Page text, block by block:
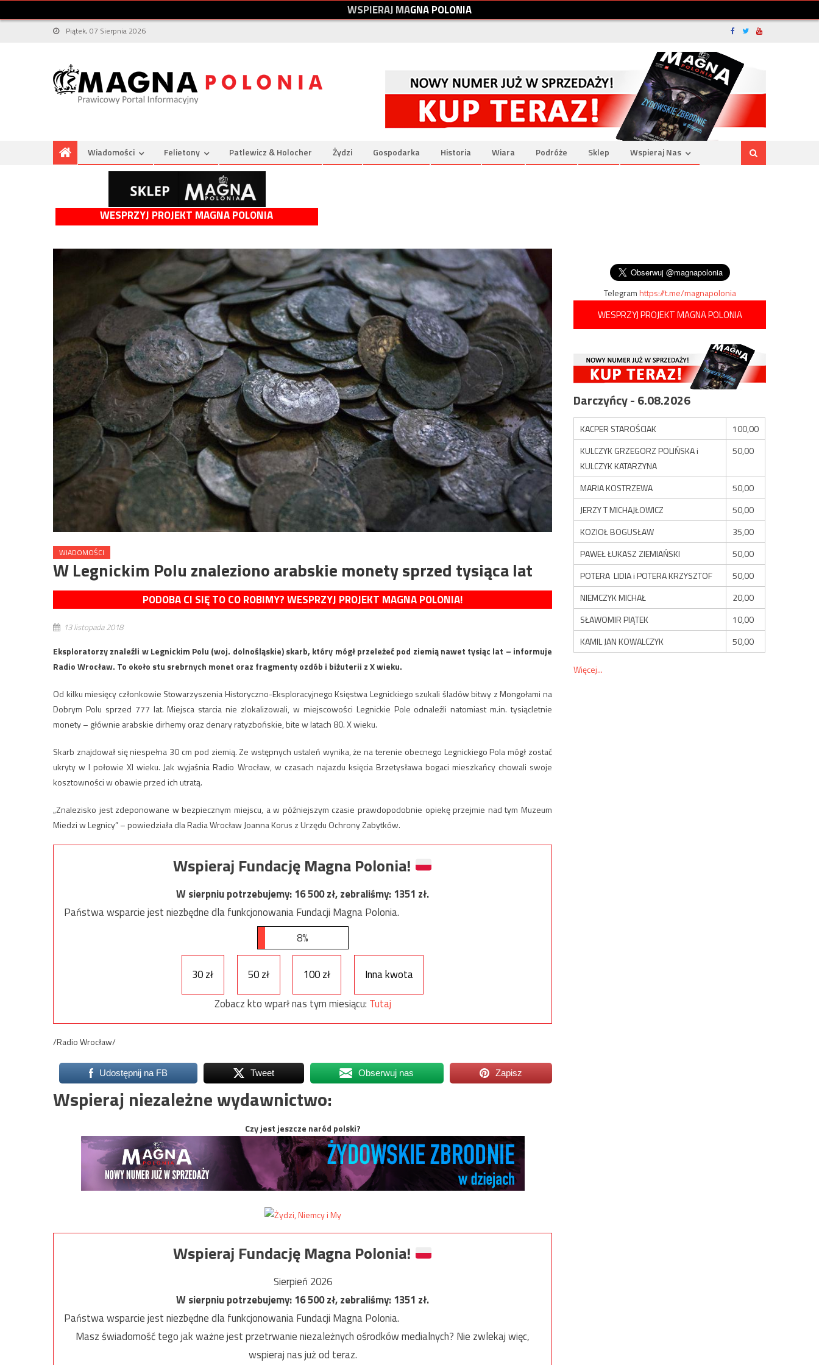
WSPIERAJMAGNAPOLONIA
Piątek, 07 Sierpnia 2026
Wiadomości Felietony Patlewicz & Holocher Żydzi Gospodarka Historia Wiara Podróże Sklep Wspieraj Nas
WESPRZYJ PROJEKT MAGNA POLONIA
WIADOMOŚCI
W Legnickim Polu znaleziono arabskie monety sprzed tysiąca lat
PODOBA CI SIĘ TO CO ROBIMY? WESPRZYJ PROJEKT MAGNA POLONIA!
13 listopada 2018
Eksploratorzy znaleźli w Legnickim Polu (woj. dolnośląskie) skarb, który mógł przeleżeć pod ziemią nawet tysiąc lat – informuje
Radio Wrocław. To około stu srebrnych monet oraz fragmenty ozdób i biżuterii z X wieku.
Od kilku miesięcy członkowie Stowarzyszenia Historyczno-Eksploracyjnego Księstwa Legnickiego szukali śladów bitwy z Mongołami na
Dobrym Polu sprzed 777 lat. Miejsca starcia nie zlokalizowali, w miejscowości Legnickie Pole odnaleźli natomiast m.in. tysiącletnie
monety – głównie arabskie dirhemy oraz denary ratyzbońskie, bite w latach 80. X wieku.
Skarb znajdował się niespełna 30 cm pod ziemią. Ze wstępnych ustaleń wynika, że na terenie obecnego Legnickiego Pola mógł zostać
ukryty w I połowie XI wieku. Jak wyjaśnia Radio Wrocław, w czasach najazdu księcia Brzetysława bogaci mieszkańcy chowali swoje
kosztowności w obawie przed ich utratą.
„Znalezisko jest zdeponowane w bezpiecznym miejscu, a w późniejszym czasie prawdopodobnie opiekę przejmie nad tym Muzeum
Miedzi w Legnicy” – powiedziała dla Radia Wrocław Joanna Korus z Urzędu Ochrony Zabytków.
Wspieraj Fundację Magna Polonia!
W sierpniu potrzebujemy:16 500zł, zebraliśmy:1351 zł.
Państwa wsparcie jest niezbędne dla funkcjonowania Fundacji Magna Polonia.
8%
30 zł 50 zł 100 zł
Inna kwota
Zobacz kto wparł nas tym miesiącu: Tutaj
/Radio Wrocław/
Udostępnij na FB Tweet Obserwuj nas Zapisz
Wspieraj niezależne wydawnictwo:
Czy jest jeszcze naród polski?
Wspieraj Fundację Magna Polonia!
Sierpień 2026
W sierpniu potrzebujemy:16 500zł, zebraliśmy:1351 zł.
Państwa wsparcie jest niezbędne dla funkcjonowania Fundacji Magna Polonia.
Masz świadomość tego jak ważne jest przetrwanie niezależnych ośrodków medialnych? Nie zwlekaj więc,
wspieraj nas już od teraz.
Telegramhttps://t.me/magnapolonia
WESPRZYJ PROJEKT MAGNA POLONIA
Darczyńcy - 6.08.2026
KACPER STAROŚCIAK
100,00
KULCZYK GRZEGORZ POLIŃSKA i
KULCZYK KATARZYNA
50,00
MARIA KOSTRZEWA
50,00
JERZY T MICHAJŁOWICZ
50,00
KOZIOŁ BOGUSŁAW
35,00
PAWEŁ ŁUKASZ ZIEMIAŃSKI
50,00
POTERA LIDIA i POTERA KRZYSZTOF
50,00
NIEMCZYK MICHAŁ
20,00
SŁAWOMIR PIĄTEK
10,00
KAMIL JAN KOWALCZYK
50,00
Więcej...